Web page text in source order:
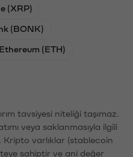
(XRP)
(BONK)
Ethereum (ETH)
tavsiyesi niteliği taşımaz.
veya saklanmasıyla ilgili
varlıklar (stablecoin
sahiptir ve ani değer